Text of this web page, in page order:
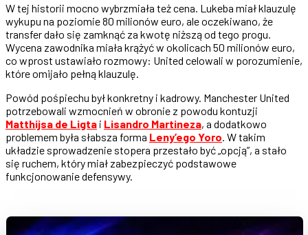
W tej historii mocno wybrzmiała też cena. Lukeba miał klauzulę
wykupu na poziomie 80 milionów euro, ale oczekiwano, że
transfer dało się zamknąć za kwotę niższą od tego progu.
Wycena zawodnika miała krążyć w okolicach 50 milionów euro,
co wprost ustawiało rozmowy: United celowali w porozumienie,
które omijało pełną klauzulę.
Powód pośpiechu był konkretny i kadrowy. Manchester United
potrzebowali wzmocnień w obronie z powodu kontuzji
Matthijsa de Ligta i Lisandro Martineza, a dodatkowo
problemem była słabsza forma Leny’ego Yoro. W takim
układzie sprowadzenie stopera przestało być „opcją”, a stało
się ruchem, który miał zabezpieczyć podstawowe
funkcjonowanie defensywy.